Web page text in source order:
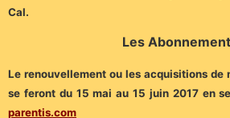
Cal.
Les
Le renouvellement ou les acquisitions de
se feront du 15 mai au 15 juin 2017 en
parentis.com